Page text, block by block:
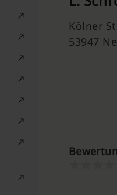
Kölner
53947